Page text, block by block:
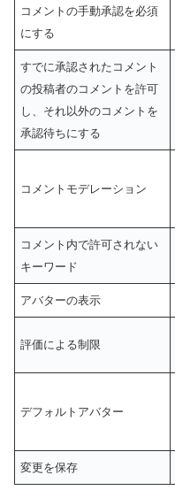
コメントの手動承認を必須
にする
すでに承認されたコメント
の投稿者のコメントを許可
し、それ以外のコメントを
承認待ちにする
コメントモデレーション
コメント内で許可されない
キーワード
アバターの表示
評価による制限
デフォルトアバター
変更を保存